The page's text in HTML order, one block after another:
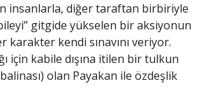
insanlarla, diğer taraftan birbiriyle
gitgide yükselen bir aksiyonun
karakter kendi sınavını veriyor.
için kabile dışına itilen bir tulkun
olan Payakan ile özdeşlik